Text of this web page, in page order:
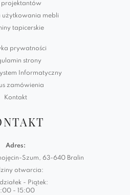
projektantów
użytkowania mebli
tapicerskie
prywatności
strony
Informatyczny
zamówienia
Kontakt
Adres:
Szum, 63-640 Bralin
otwarcia:
- Piątek:
- 15:00